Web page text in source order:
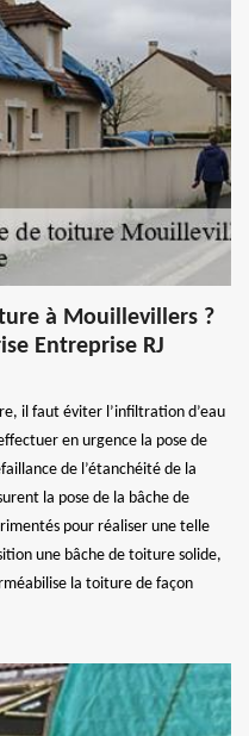
à Mouillevillers ?
Entreprise RJ
il faut éviter l’infiltration d’eau
en urgence la pose de
de l’étanchéité de la
la pose de la bâche de
pour réaliser une telle
une bâche de toiture solide,
la toiture de façon